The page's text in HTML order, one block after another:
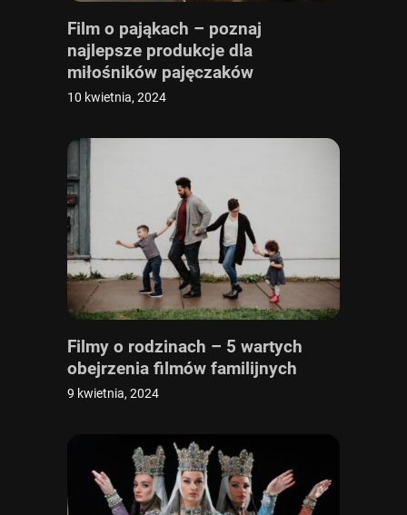
Film o pająkach – poznaj
najlepsze produkcje dla
miłośników pajęczaków
10 kwietnia, 2024
Filmy o rodzinach – 5 wartych
obejrzenia filmów familijnych
9 kwietnia, 2024